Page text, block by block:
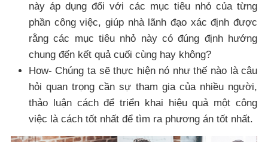
này áp dụng đối với các mục tiêu nhỏ của từng
phần công việc, giúp nhà lãnh đạo xác định được
rằng các mục tiêu nhỏ này có đúng định hướng
chung đến kết quả cuối cùng hay không?
How- Chúng ta sẽ thực hiện nó như thế nào là câu
hỏi quan trọng cần sự tham gia của nhiều người,
thảo luận cách để triển khai hiệu quả một công
việc là cách tốt nhất để tìm ra phương án tốt nhất.